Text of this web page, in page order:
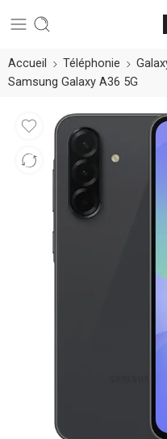
Accueil Téléphonie
Samsung Galaxy A36 5G